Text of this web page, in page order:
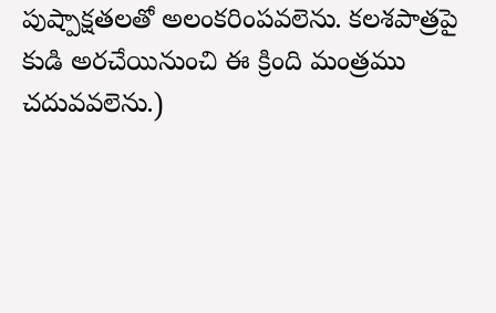
పుష్పాక్షతలతో అలంకరింపవలెను. కలశపాత్రపై
కుడి అరచేయినుంచి ఈ క్రింది మంత్రము
చదువవలెను.)